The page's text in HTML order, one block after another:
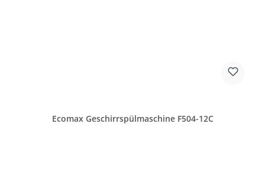
Ecomax Geschirrspülmaschine F504-12C